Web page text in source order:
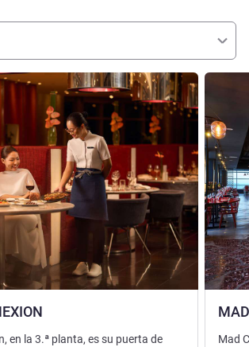
en la 3.ª planta, es su puerta de
Más
Mad